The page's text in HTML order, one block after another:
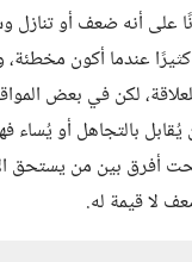
على أنه ضعف أو
كثيرًا عندما أكون
لكن في بعض
بالتجاهل أو يُساء
أفرق بين من يستحق
لا قيمة له.